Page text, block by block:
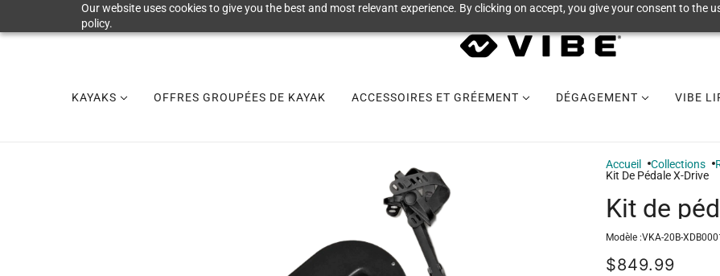
Our website uses cookies to give you the best and most relevant experience. By clicking on accept, you give your consent to the
policy.
KAYAKS OFFRES GROUPÉES DE KAYAK ACCESSOIRES ET GRÉEMENT DÉGAGEMENT VIBE
Accueil Collections
Kit De Pédale X-Drive
Kit de
Modèle :VKA-20B-
$849.99